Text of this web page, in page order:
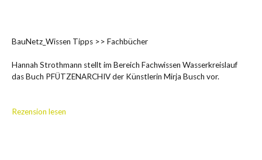
C
BauNetz_Wissen Tipps >> Fachbücher
Hannah Strothmann stellt im Bereich Fachwissen Wasserkreislauf
das Buch PFÜTZENARCHIV der Künstlerin Mirja Busch vor.
Rezension lesen